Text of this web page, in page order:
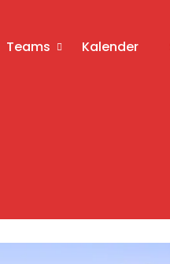
Teams Kalender